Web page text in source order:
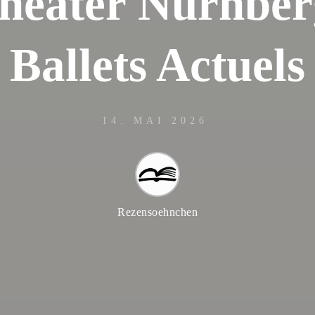
Ballets Actuels
14. MAI 2026
Rezensoehnchen